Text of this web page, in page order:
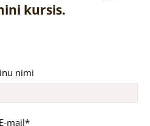
kursis.
nimi
E-mail